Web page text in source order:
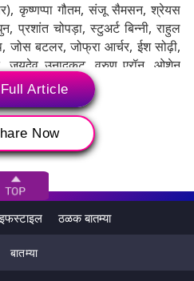
कृष्णप्पा गौतम, संजू सैमसन, श्रेयस
प्रशांत चोपड़ा, स्टुअर्ट बिन्नी, राहुल
जोस बटलर, जोफ्रा आर्चर, ईश सोढ़ी,
जयदेव उनादकट, वरुण एरॉन, ओशेन
शुभम रंजाने, मनन वोहरा, एश्टन
Article
Now
ठळक बातम्या
बातम्या